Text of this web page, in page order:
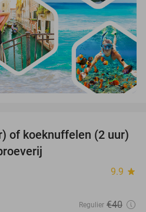
45%
of koeknuffelen (2 uur)
9.9 star
Regulier €40